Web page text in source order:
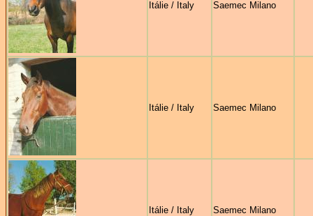
Itálie / Italy Saemec Milano
Itálie / Italy Saemec Milano
Itálie / Italy Saemec Milano